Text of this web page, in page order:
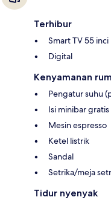
Terhibur
Smart TV 55 inci
Digital
Kenyamanan
Pengatur suhu
Isi minibar gratis
Mesin espresso
Ketel listrik
Sandal
Setrika/meja
Tidur nyenyak